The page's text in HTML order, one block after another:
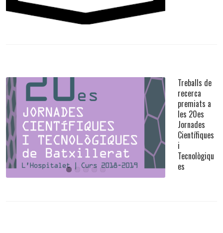
Events Importants
Treballs de recerca premiats a les 20es Jornades
Científiques i Tecnològiques
Events Importants ,General
Treballs de
recerca
premiats a
les 20es
Jornades
Científiques
i
Tecnològiqu
es